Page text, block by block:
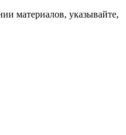
материалов, указывайте,